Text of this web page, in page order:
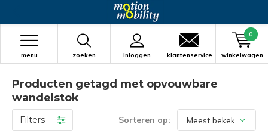
zoeken inloggen
menu klantenservice winkelwagen
0
Producten getagd met opvouwbare
wandelstok
Filters Sorteren op: